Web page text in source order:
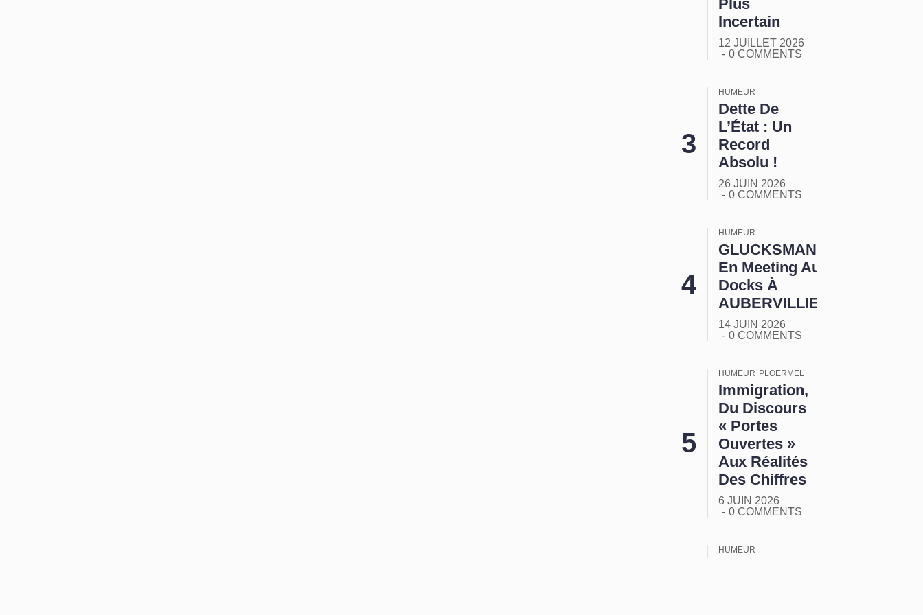
Plus
Incertain
12 JUILLET 2026
0 COMMENTS
HUMEUR
Dette De
L’État : Un
Record
Absolu !
26 JUIN 2026
0 COMMENTS
HUMEUR
GLUCKSMANN
En Meeting Aux
Docks À
AUBERVILLIERS
14 JUIN 2026
0 COMMENTS
HUMEUR PLOËRMEL
Immigration,
Du Discours
« Portes
Ouvertes »
Aux Réalités
Des Chiffres
6 JUIN 2026
0 COMMENTS
HUMEUR